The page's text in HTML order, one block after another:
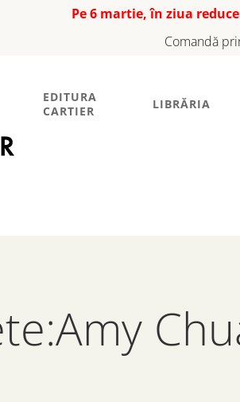
Pe 6 martie, în ziua
Comandă
EDITURA
CARTIER
LIBRĂRIA